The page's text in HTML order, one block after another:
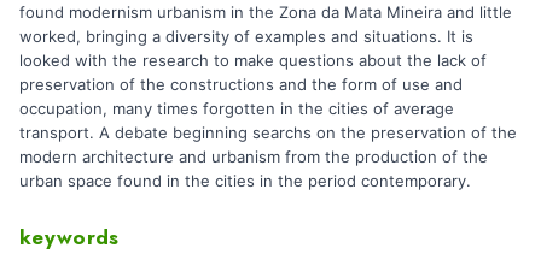
found modernism urbanism in the Zona da Mata Mineira and little
worked, bringing a diversity of examples and situations. It is
looked with the research to make questions about the lack of
preservation of the constructions and the form of use and
occupation, many times forgotten in the cities of average
transport. A debate beginning searchs on the preservation of the
modern architecture and urbanism from the production of the
urban space found in the cities in the period contemporary.
keywords